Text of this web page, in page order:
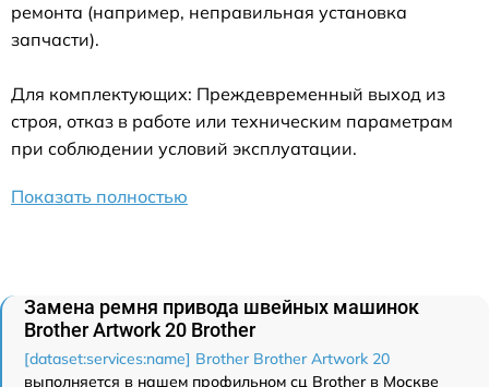
ремонта (например, неправильная установка
запчасти).
Для комплектующих: Преждевременный выход из
строя, отказ в работе или техническим параметрам
при соблюдении условий эксплуатации.
Показать полностью
Замена ремня привода швейных машинок
Brother Artwork 20 Brother
[dataset:services:name] Brother Brother Artwork 20
выполняется в нашем профильном сц Brother в Москве